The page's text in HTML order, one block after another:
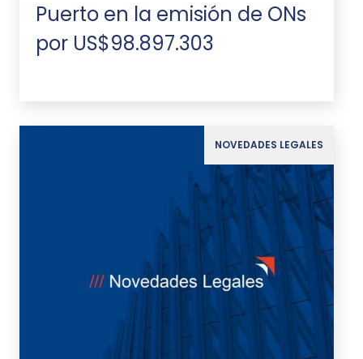
Puerto en la emisión de ONs
por US$98.897.303
NOVEDADES LEGALES